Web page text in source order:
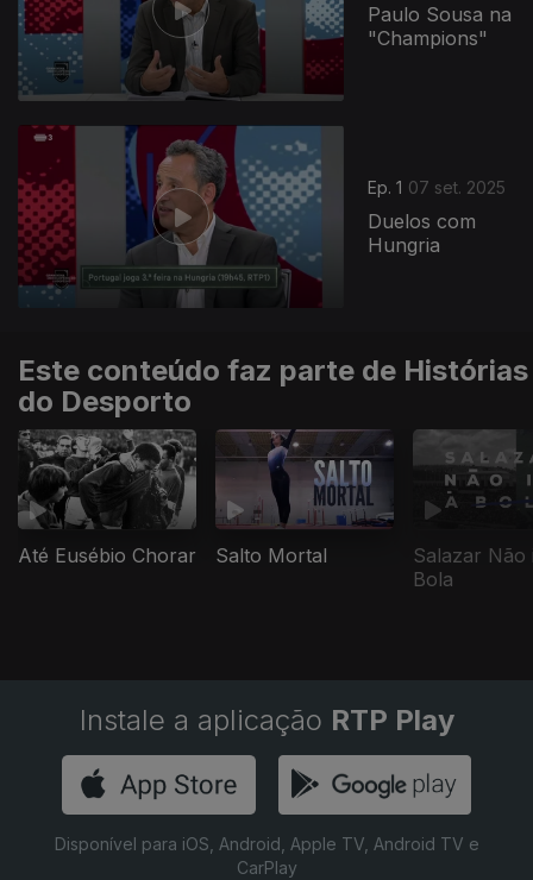
Paulo Sousa na
"Champions"
Ep. 1 07 set. 2025
Duelos com
Hungria
873946
Este conteúdo faz parte de Histórias
do Desporto
Até Eusébio Chorar Salto Mortal
Salazar Não
Bola
Instale a aplicação RTP Play
Disponível para iOS, Android, Apple TV, Android TV e
CarPlay